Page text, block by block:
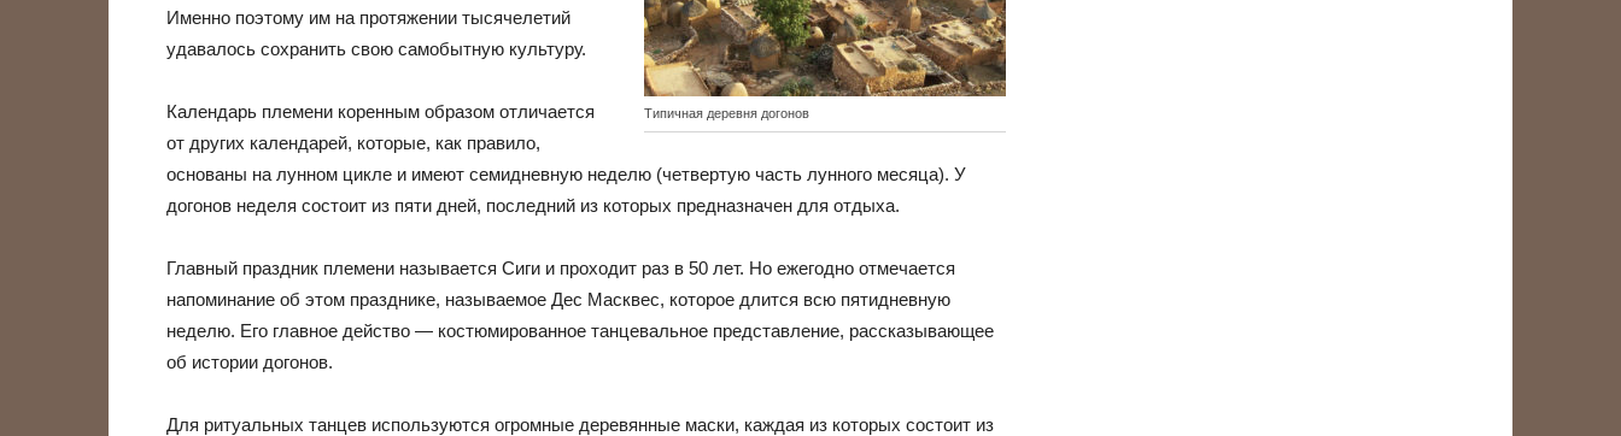
Типичная деревня догонов
Именно поэтому им на протяжении тысячелетий
удавалось сохранить свою самобытную культуру.
Календарь племени коренным образом отличается
от других календарей, которые, как правило,
основаны на лунном цикле и имеют семидневную неделю (четвертую часть лунного месяца). У
догонов неделя состоит из пяти дней, последний из которых предназначен для отдыха.
Главный праздник племени называется Сиги и проходит раз в 50 лет. Но ежегодно отмечается
напоминание об этом празднике, называемое Дес Масквес, которое длится всю пятидневную
неделю. Его главное действо — костюмированное танцевальное представление, рассказывающее
об истории догонов.
Для ритуальных танцев используются огромные деревянные маски, каждая из которых состоит из